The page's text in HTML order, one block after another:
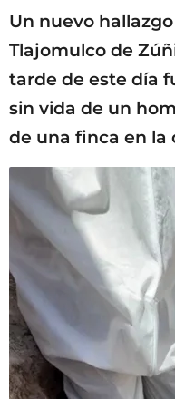
Un nuevo
Tlajomulco de
tarde de este día
sin vida de un
de una finca en la